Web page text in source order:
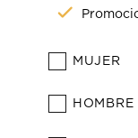
MUJER
HOMBRE